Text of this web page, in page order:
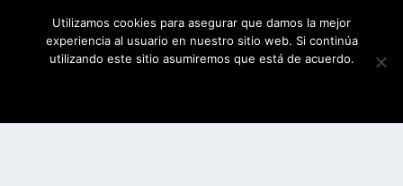
Utilizamos cookies para asegurar que damos la mejor
experiencia al usuario en nuestro sitio web. Si continúa
utilizando este sitio asumiremos que está de acuerdo.